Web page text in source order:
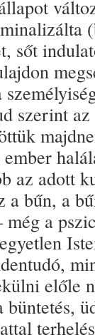
sőt
szerint
az adott
a bűn, a
még a
előle